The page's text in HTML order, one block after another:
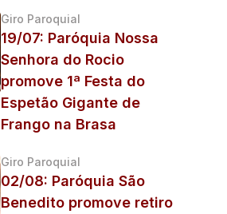
Giro Paroquial
19/07: Paróquia Nossa
Senhora do Rocio
promove 1ª Festa do
Espetão Gigante de
Frango na Brasa
Giro Paroquial
02/08: Paróquia São
Benedito promove retiro